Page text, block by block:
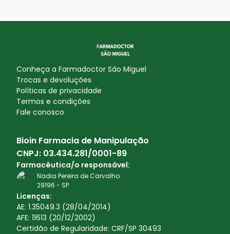
Conheça a Farmadoctor São Miguel
Trocas e devoluções
Políticas de privacidade
Termos e condições
Fale conosco
Bioin Farmacia de Manipulação
CNPJ: 03.434.281/0001-89
Farmacêutica/o responsável:
Nadia Pereira de Carvalho
29196 - SP
Licenças:
AE: 1.35049.3 (28/04/2014)
AFE: 11613 (20/12/2002)
Certidão de Regularidade: CRF/SP 30493